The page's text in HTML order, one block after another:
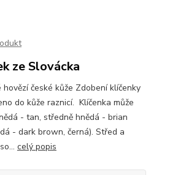
ze Slovácka
české kůže Zdobení klíčenky
do kůže raznicí. Klíčenka může
- tan, středně hnědá - brian
- dark brown, černá). Střed a
celý popis